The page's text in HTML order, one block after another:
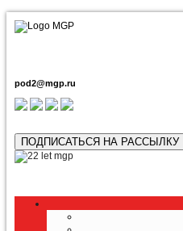
pod2@mgp.ru
ПОДПИСАТЬСЯ НА РАССЫЛКУ